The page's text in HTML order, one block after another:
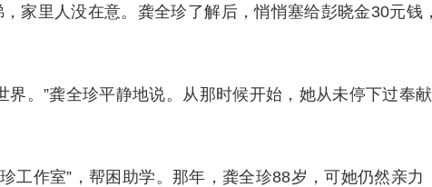
家里人没在意。龚全珍了解后，悄悄塞给彭晓金30元钱，
界。”龚全珍平静地说。从那时候开始，她从未停下过奉献
工作室”，帮困助学。那年，龚全珍88岁，可她仍然亲力